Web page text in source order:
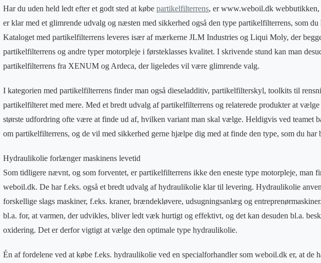
Har du uden held ledt efter et godt sted at købe partikelfilterrens, er www.weboil.dk webbutikken,
er klar med et glimrende udvalg og næsten med sikkerhed også den type partikelfilterrens, som du
Kataloget med partikelfilterrens leveres især af mærkerne JLM Industries og Liqui Moly, der
partikelfilterrens og andre typer motorpleje i førsteklasses kvalitet. I skrivende stund kan man
partikelfilterrens fra XENUM og Ardeca, der ligeledes vil være glimrende valg.
I kategorien med partikelfilterrens finder man også dieseladditiv, partikelfilterskyl, toolkits til
partikelfilteret med mere. Med et bredt udvalg af partikelfilterrens og relaterede produkter at
største udfordring ofte være at finde ud af, hvilken variant man skal vælge. Heldigvis ved teamet
om partikelfilterrens, og de vil med sikkerhed gerne hjælpe dig med at finde den type, som du har
Hydraulikolie forlænger maskinens levetid
Som tidligere nævnt, og som forventet, er partikelfilterrens ikke den eneste type motorpleje, man
weboil.dk. De har f.eks. også et bredt udvalg af hydraulikolie klar til levering. Hydraulikolie
forskellige slags maskiner, f.eks. kraner, brændekløvere, udsugningsanlæg og
bl.a. for, at varmen, der udvikles, bliver ledt væk hurtigt og effektivt, og det kan desuden bl.a.
oxidering. Det er derfor vigtigt at vælge den optimale type hydraulikolie.
Én af fordelene ved at købe f.eks. hydraulikolie ved en specialforhandler som weboil.dk er, at de